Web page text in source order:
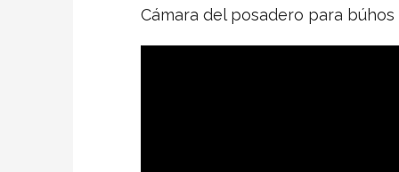
Cámara del posadero para